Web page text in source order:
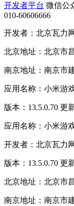
开发者平台 微信公
010-60606666
开发者：北京瓦力
北京地址：北京市
南京地址：南京市
应用名称：小米游
版本：13.5.0.70 更
应用名称：小米游
开发者：北京瓦力
版本：13.5.0.70 更
北京地址：北京市
南京地址：南京市